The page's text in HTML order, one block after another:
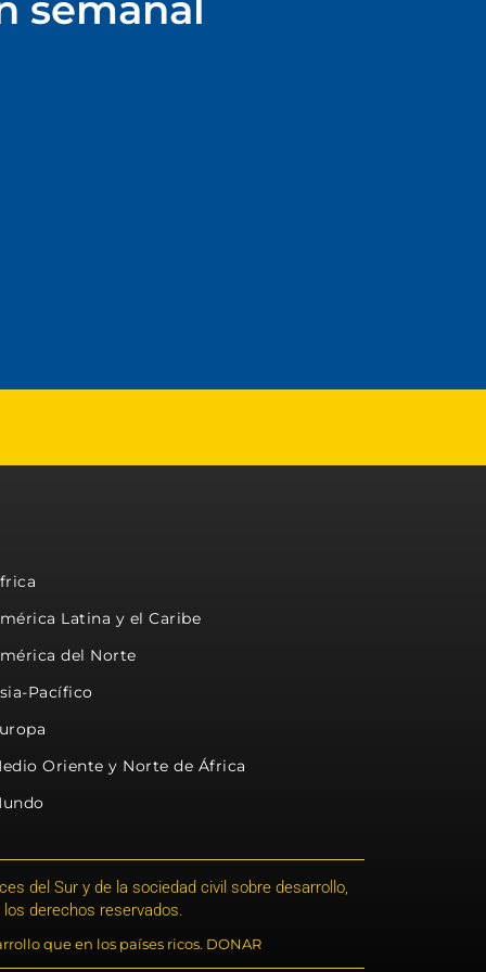
Latina y el Caribe
del Norte
Pacífico
Oriente y Norte de África
del Sur y de la sociedad civil sobre desarrollo,
derechos reservados.
que en los países ricos. DONAR